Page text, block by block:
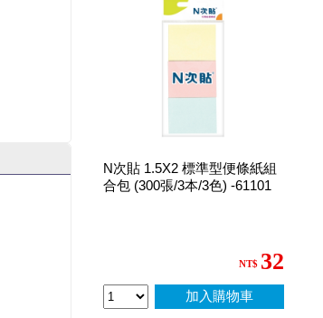
N次貼 1.5X2 標準型便條紙組
合包 (300張/3本/3色) -61101
NT$ 32
加入購物車